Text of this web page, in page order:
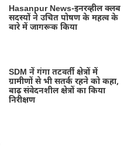
Hasanpur News-इनरव्हील क्लब
सदस्यों ने उचित पोषण के महत्व के
बारे में जागरूक किया
SDM नें गंगा तटवर्ती क्षेत्रों में
ग्रामीणों से भी सतर्क रहने को कहा,
बाढ़ संवेदनशील क्षेत्रों का किया
निरीक्षण